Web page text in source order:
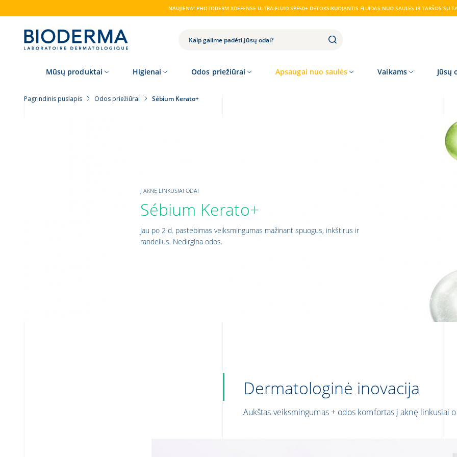
NAUJIENA! PHOTODERM XDEFENSE ULTRA-FLUID SPF50+ DETOKSIKUOJANTIS FLUIDAS NUO SAULĖS IR TARŠOS SU
PAIEŠKA
Mūsų produktai Higienai Odos priežiūrai Apsaugai nuo saulės Vaikams Jūsų
Pagrindinis puslapis Odos priežiūrai Sébium Kerato+
Į AKNĘ LINKUSIAI ODAI
Sébium Kerato+
Jau po 2 d. pastebimas veiksmingumas mažinant spuogus, inkštirus ir
randelius. Nedirgina odos.
Dermatologinė inovacija
Aukštas veiksmingumas + odos komfortas į aknę linkusiai